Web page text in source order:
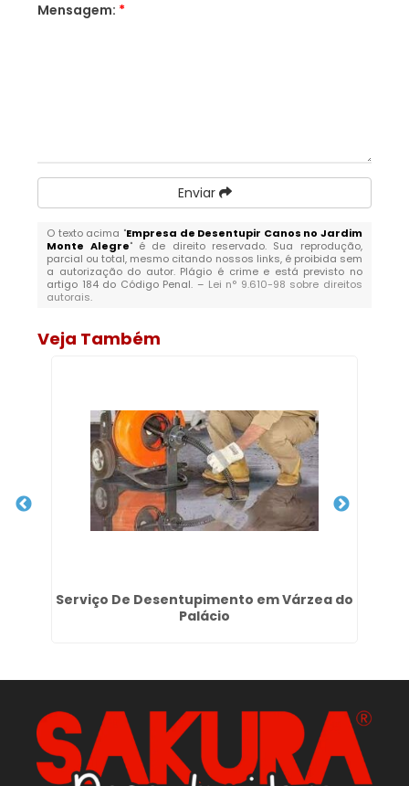
Mensagem: *
Enviar
O texto acima "Empresa de Desentupir Canos no Jardim
Monte Alegre" é de direito reservado. Sua reprodução,
parcial ou total, mesmo citando nossos links, é proibida sem
a autorização do autor. Plágio é crime e está previsto no
artigo 184 do Código Penal. – Lei n° 9.610-98 sobre direitos
autorais.
Veja Também
Serviço De Desentupimento em Várzea do
Palácio